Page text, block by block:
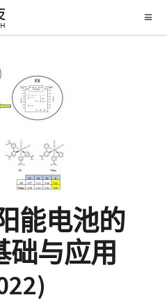
能电池的
础与应用